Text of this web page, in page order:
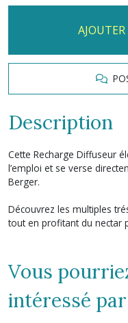
Description
Cette Recharge Diffuseur
l’emploi et se verse
Berger.
Découvrez les multiples
tout en profitant du nectar
Vous
intéressé par